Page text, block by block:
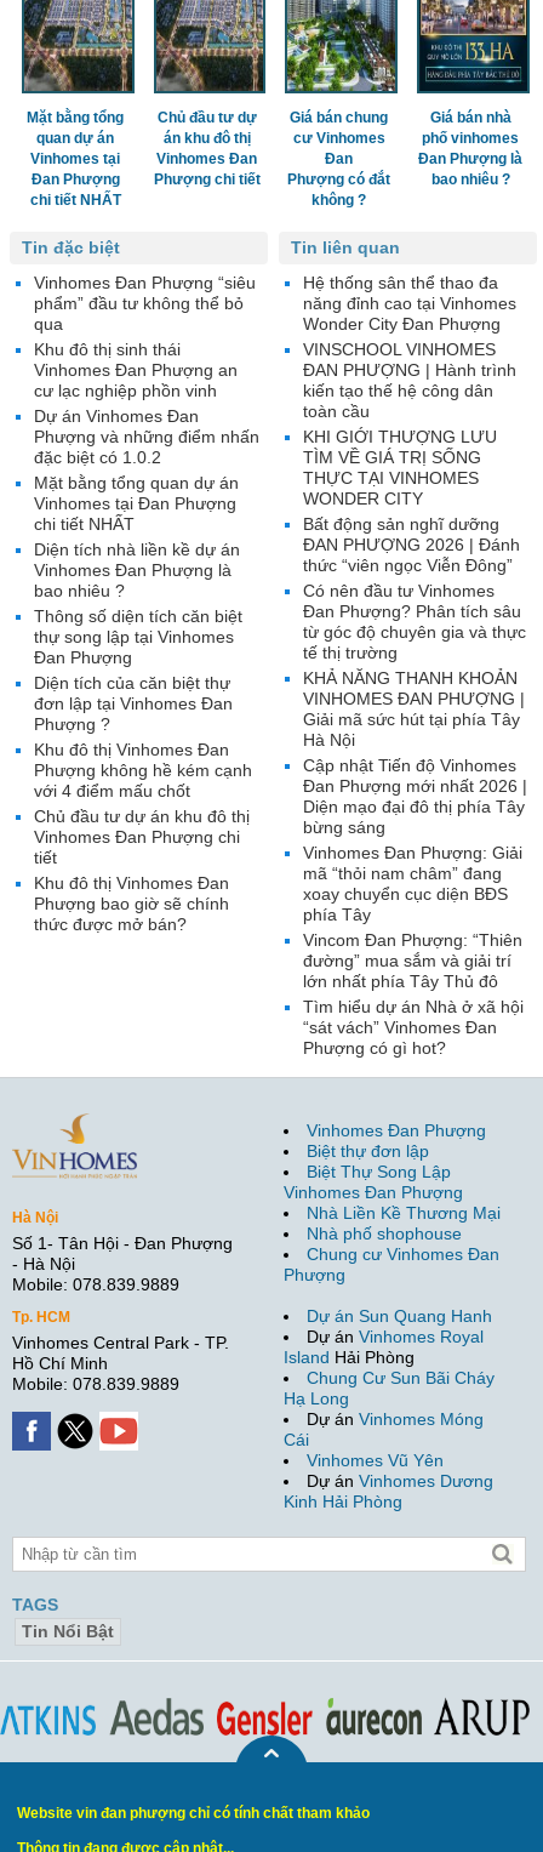
Mặt bằng tổng
quan dự án
Vinhomes tại
Đan Phượng
chi tiết NHẤT
Chủ đầu tư dự
án khu đô thị
Vinhomes Đan
Phượng chi tiết
Giá bán chung
cư Vinhomes
Đan
Phượng có đắt
không ?
Giá bán nhà
phố vinhomes
Đan Phượng là
bao nhiêu ?
Tin liên quan
Hệ thống sân thể thao đa
năng đỉnh cao tại Vinhomes
Wonder City Đan Phượng
VINSCHOOL VINHOMES
ĐAN PHƯỢNG | Hành trình
kiến tạo thế hệ công dân
toàn cầu
KHI GIỚI THƯỢNG LƯU
TÌM VỀ GIÁ TRỊ SỐNG
THỰC TẠI VINHOMES
WONDER CITY
Bất động sản nghĩ dưỡng
ĐAN PHƯỢNG 2026 | Đánh
thức “viên ngọc Viễn Đông”
Có nên đầu tư Vinhomes
Đan Phượng? Phân tích sâu
từ góc độ chuyên gia và thực
tế thị trường
KHẢ NĂNG THANH KHOẢN
VINHOMES ĐAN PHƯỢNG |
Giải mã sức hút tại phía Tây
Hà Nội
Cập nhật Tiến độ Vinhomes
Đan Phượng mới nhất 2026 |
Diện mạo đại đô thị phía Tây
bừng sáng
Vinhomes Đan Phượng: Giải
mã “thỏi nam châm” đang
xoay chuyển cục diện BĐS
phía Tây
Vincom Đan Phượng: “Thiên
đường” mua sắm và giải trí
lớn nhất phía Tây Thủ đô
Tìm hiểu dự án Nhà ở xã hội
“sát vách” Vinhomes Đan
Phượng có gì hot?
Tin đặc biệt
Vinhomes Đan Phượng “siêu
phẩm” đầu tư không thể bỏ
qua
Khu đô thị sinh thái
Vinhomes Đan Phượng an
cư lạc nghiệp phồn vinh
Dự án Vinhomes Đan
Phượng và những điểm nhấn
đặc biệt có 1.0.2
Mặt bằng tổng quan dự án
Vinhomes tại Đan Phượng
chi tiết NHẤT
Diện tích nhà liền kề dự án
Vinhomes Đan Phượng là
bao nhiêu ?
Thông số diện tích căn biệt
thự song lập tại Vinhomes
Đan Phượng
Diện tích của căn biệt thự
đơn lập tại Vinhomes Đan
Phượng ?
Khu đô thị Vinhomes Đan
Phượng không hề kém cạnh
với 4 điểm mấu chốt
Chủ đầu tư dự án khu đô thị
Vinhomes Đan Phượng chi
tiết
Khu đô thị Vinhomes Đan
Phượng bao giờ sẽ chính
thức được mở bán?
Hà Nội
Số 1- Tân Hội - Đan Phượng
- Hà Nội
Mobile: 078.839.9889
Tp. HCM
Vinhomes Central Park - TP.
Hồ Chí Minh
Mobile: 078.839.9889
Vinhomes Đan Phượng
Biệt thự đơn lập
Biệt Thự Song Lập
Vinhomes Đan Phượng
Nhà Liền Kề Thương Mại
Nhà phố shophouse
Chung cư Vinhomes Đan
Phượng
Dự án Sun Quang Hanh
Dự án Vinhomes Royal
Island Hải Phòng
Chung Cư Sun Bãi Cháy
Hạ Long
Dự án Vinhomes Móng
Cái
Vinhomes Vũ Yên
Dự án Vinhomes Dương
Kinh Hải Phòng
TAGS
Tin Nổi Bật
Website vin đan phượng chỉ có tính chất tham khảo
Thông tin đang được cập nhật...